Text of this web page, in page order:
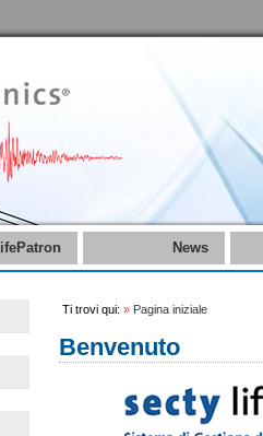
lifePatron News
Ti trovi qui: » Pagina iniziale
Benvenuto